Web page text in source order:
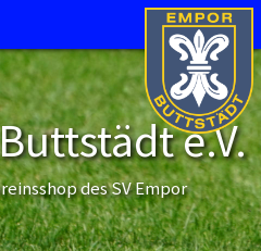
e.V.
des SV Empor